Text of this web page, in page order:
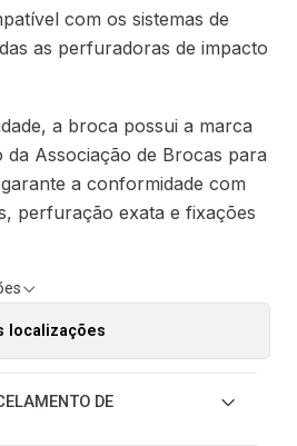
com os sistemas de
as perfuradoras de impacto
a broca possui a marca
da Associação de Brocas para
a conformidade com
perfuração exata e fixações
localizações
DE